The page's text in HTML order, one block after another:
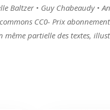
Baltzer • Guy Chabeaudy •
CC0- Prix
même partielle des textes,